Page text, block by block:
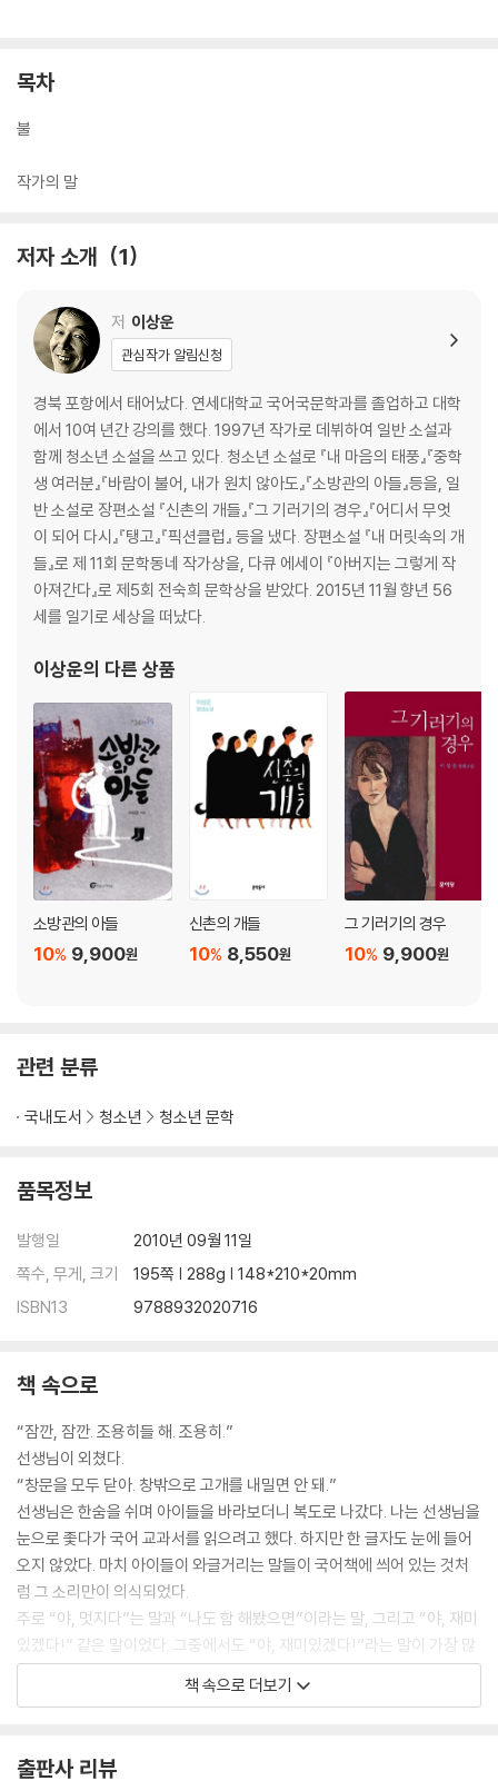
목차
불
작가의 말
저자 소개 1
저 이상운
관심작가 알림신청
경북 포항에서 태어났다. 연세대학교 국어국문학과를 졸업하고 대학
에서 10여 년간 강의를 했다. 1997년 작가로 데뷔하여 일반 소설과
함께 청소년 소설을 쓰고 있다. 청소년 소설로 『내 마음의 태풍』『중학
생 여러분』『바람이 불어, 내가 원치 않아도』『소방관의 아들』등을, 일
반 소설로 장편소설 『신촌의 개들』『그 기러기의 경우』『어디서 무엇
이 되어 다시』『탱고』『픽션클럽』 등을 냈다. 장편소설 『내 머릿속의 개
들』로 제 11회 문학동네 작가상을, 다큐 에세이 『아버지는 그렇게 작
아져간다』로 제5회 전숙희 문학상을 받았다. 2015년 11월 향년 56
세를 일기로 세상을 떠났다.
이상운의 다른 상품
소방관의 아들
9,900원
10%
신촌의 개들
8,550원
10%
그 기러기의 경우
9,900원
10%
관련 분류
국내도서 청소년 청소년 문학
품목정보
발행일
2010년 09월 11일
쪽수, 무게, 크기
195쪽 | 288g | 148*210*20mm
ISBN13
9788932020716
책 속으로
“잠깐, 잠깐. 조용히들 해. 조용히.”
선생님이 외쳤다.
“창문을 모두 닫아. 창밖으로 고개를 내밀면 안 돼.”
선생님은 한숨을 쉬며 아이들을 바라보더니 복도로 나갔다. 나는 선생님을
눈으로 좇다가 국어 교과서를 읽으려고 했다. 하지만 한 글자도 눈에 들어
오지 않았다. 마치 아이들이 와글거리는 말들이 국어책에 씌어 있는 것처
럼 그 소리만이 의식되었다.
주로 “야, 멋지다”는 말과 “나도 함 해봤으면”이라는 말, 그리고 “야, 재미
있겠다!” 같은 말이었다. 그중에서도 “야, 재미있겠다!”라는 말이 가장 많
았다. 어떤 때는 감동적인 묘기라도 보는 양 한꺼번에 “우아!” 하고 외쳤
그렇지만…… 나도 그렇게 말하지 않았을까? 아빠가 화재를 진압하다가
책 속으로 더보기
출판사 리뷰